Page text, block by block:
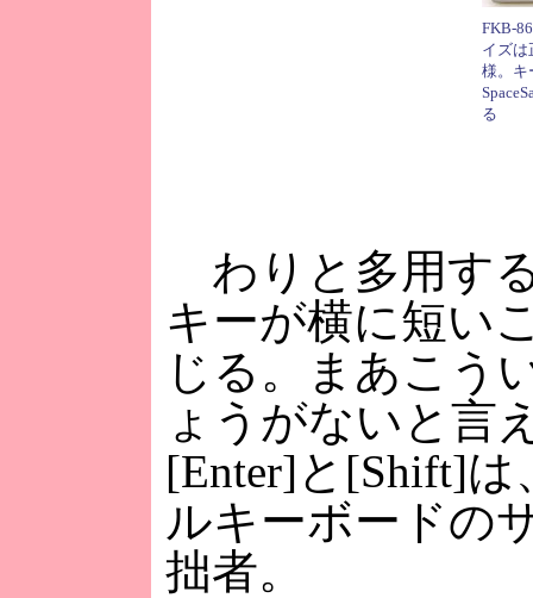
FKB-
イズは
様。キ
る
わりと多用す
キーが横に短い
じる。まあこう
ょうがないと言
[Enter]と[Shift]は
ルキーボードの
拙者。